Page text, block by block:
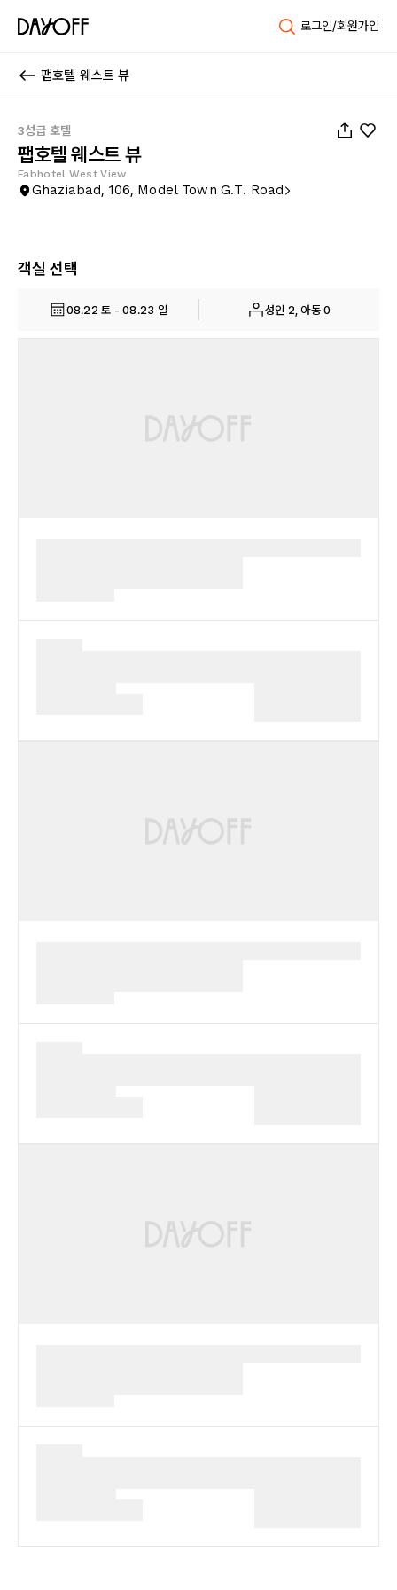
로그인/회원가입
팹호텔 웨스트 뷰
3성급 호텔
팹호텔 웨스트 뷰
Fabhotel West View
Ghaziabad, 106, Model Town G.T. Road
객실 선택
08.22 토 - 08.23 일 성인 2, 아동 0